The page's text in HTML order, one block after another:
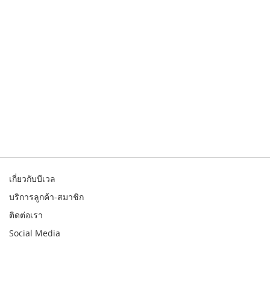
เกี่ยวกับบีเวล
บริการลูกค้า-สมาชิก
ติดต่อเรา
Social Media